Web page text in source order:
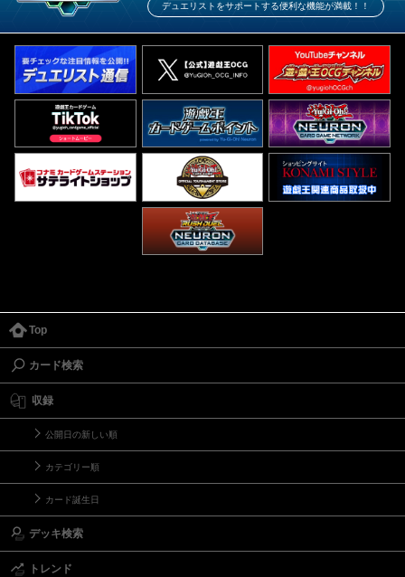
デュエリストをサポートする便利な機能が満載！！
Top
カード検索
収録
公開日の新しい順
カテゴリー順
カード誕生日
デッキ検索
トレンド